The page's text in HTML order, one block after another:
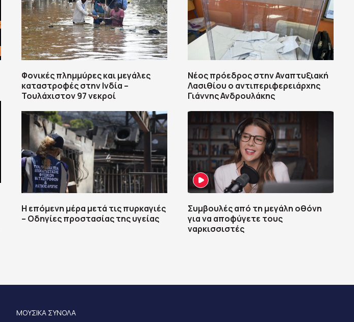
Φονικές πλημμύρες και μεγάλες
καταστροφές στην Ινδία –
Τουλάχιστον 97 νεκροί
Η επόμενη μέρα μετά τις πυρκαγιές
– Οδηγίες προστασίας της υγείας
Νέος πρόεδρος στην Αναπτυξιακή
Λασιθίου ο αντιπεριφερειάρχης
Γιάννης Ανδρουλάκης
Συμβουλές από τη μεγάλη οθόνη
για να αποφύγετε τους
ναρκισσιστές
ΜΟΥΣΙΚΑ ΣΥΝΟΛΑ